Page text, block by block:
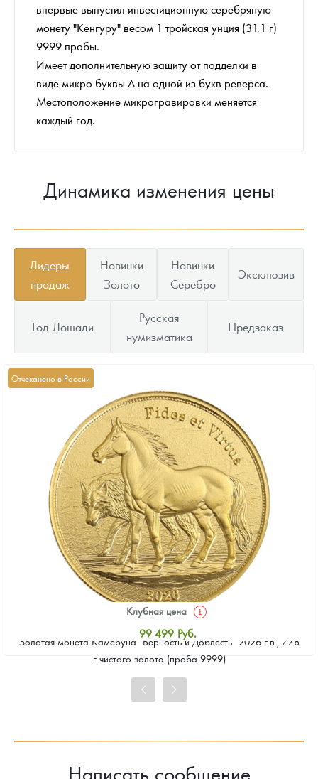
впервые выпустил инвестиционную серебряную
монету "Кенгуру" весом 1 тройская унция (31,1 г)
9999 пробы.
Имеет дополнительную защиту от подделки в
виде микро буквы А на одной из букв реверса.
Местоположение микрогравировки меняется
каждый год.
Динамика изменения цены
Лидеры
продаж
Новинки
Золото
Новинки
Серебро
Эксклюзив
Год Лошади
Русская
нумизматика
Предзаказ
Отчеканено в России
Золотая монета Камеруна "Верность и Доблесть" 2026 г.в., 7.78
г чистого золота (проба 9999)
Клубная цена
99 499 Руб.
Стандартная цена
Цена выкупа
Написать сообщение